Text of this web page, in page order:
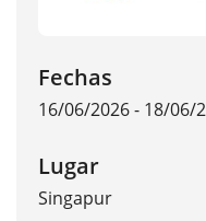
Fechas
16/06/2026 - 18/06/
Lugar
Singapur